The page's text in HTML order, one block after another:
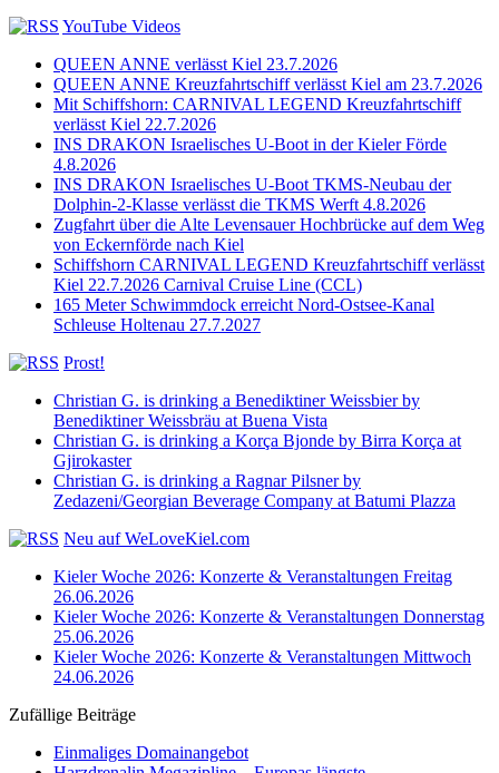
YouTube Videos
QUEEN ANNE verlässt Kiel 23.7.2026
QUEEN ANNE Kreuzfahrtschiff verlässt Kiel am 23.7.2026
Mit Schiffshorn: CARNIVAL LEGEND Kreuzfahrtschiff
verlässt Kiel 22.7.2026
INS DRAKON Israelisches U-Boot in der Kieler Förde
4.8.2026
INS DRAKON Israelisches U-Boot TKMS-Neubau der
Dolphin-2-Klasse verlässt die TKMS Werft 4.8.2026
Zugfahrt über die Alte Levensauer Hochbrücke auf dem Weg
von Eckernförde nach Kiel
Schiffshorn CARNIVAL LEGEND Kreuzfahrtschiff verlässt
Kiel 22.7.2026 Carnival Cruise Line (CCL)
165 Meter Schwimmdock erreicht Nord-Ostsee-Kanal
Schleuse Holtenau 27.7.2027
Prost!
Christian G. is drinking a Benediktiner Weissbier by
Benediktiner Weissbräu at Buena Vista
Christian G. is drinking a Korça Bjonde by Birra Korça at
Gjirokaster
Christian G. is drinking a Ragnar Pilsner by
Zedazeni/Georgian Beverage Company at Batumi Plazza
Neu auf WeLoveKiel.com
Kieler Woche 2026: Konzerte & Veranstaltungen Freitag
26.06.2026
Kieler Woche 2026: Konzerte & Veranstaltungen Donnerstag
25.06.2026
Kieler Woche 2026: Konzerte & Veranstaltungen Mittwoch
24.06.2026
Zufällige Beiträge
Einmaliges Domainangebot